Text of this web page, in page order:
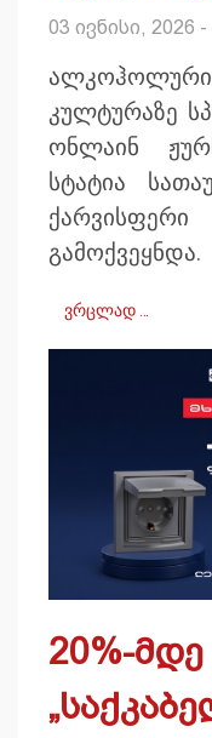
03 ივნისი, 2026 -
ალკოჰოლური
კულტურაზე
ონლაინ
სტატია
გამოქვეყნდა.
ვრცლად …
20%-